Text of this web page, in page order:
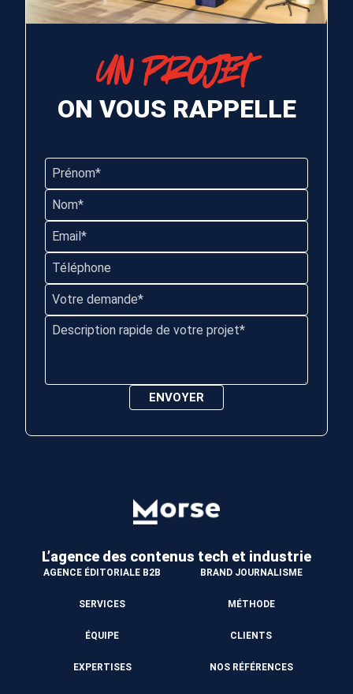
UN PROJET
ON VOUS RAPPELLE
L’agence des contenus tech et industrie
AGENCE ÉDITORIALE B2B BRAND JOURNALISME
SERVICES MÉTHODE
ÉQUIPE CLIENTS
EXPERTISES NOS RÉFÉRENCES